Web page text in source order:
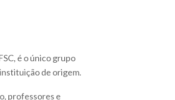
é o único grupo
de origem.
professores e